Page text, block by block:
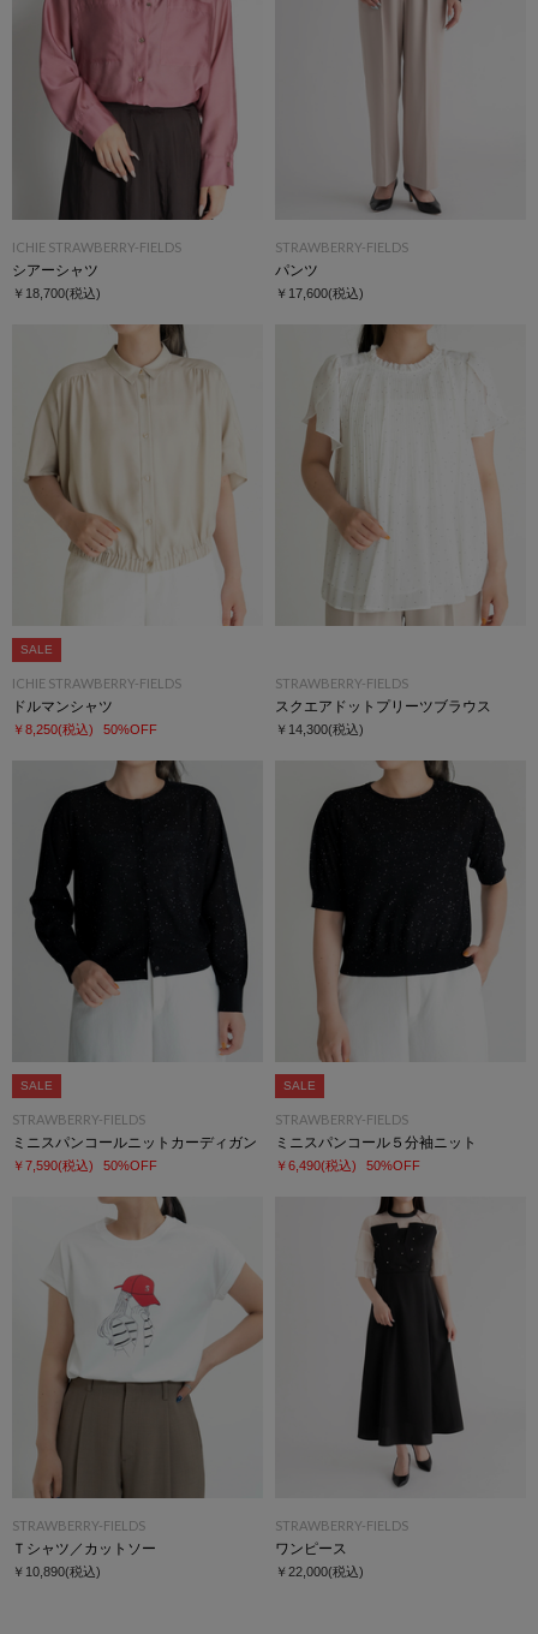
ICHIE STRAWBERRY-FIELDS
シアーシャツ
￥18,700(税込)
STRAWBERRY-FIELDS
パンツ
￥17,600(税込)
SALE
ICHIE STRAWBERRY-FIELDS
ドルマンシャツ
￥8,250(税込) 50%OFF
STRAWBERRY-FIELDS
スクエアドットプリーツブラウス
￥14,300(税込)
SALE
STRAWBERRY-FIELDS
ミニスパンコールニットカーディガン
￥7,590(税込) 50%OFF
SALE
STRAWBERRY-FIELDS
ミニスパンコール５分袖ニット
￥6,490(税込) 50%OFF
STRAWBERRY-FIELDS
Ｔシャツ／カットソー
￥10,890(税込)
STRAWBERRY-FIELDS
ワンピース
￥22,000(税込)